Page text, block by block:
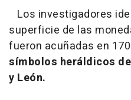
Los investigadores
superficie de las
fueron acuñadas en
símbolos heráldicos
y León.